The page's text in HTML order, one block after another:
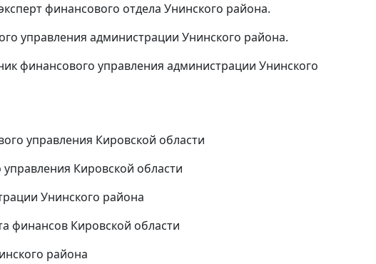
финансового отдела Унинского района.
управления администрации Унинского района.
финансового управления администрации Унинского
управления Кировской области
Кировской области
Унинского района
финансов Кировской области
района